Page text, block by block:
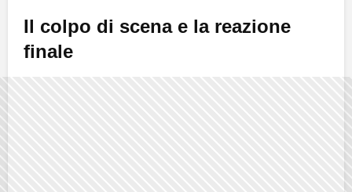
Il colpo di scena e la reazione
finale